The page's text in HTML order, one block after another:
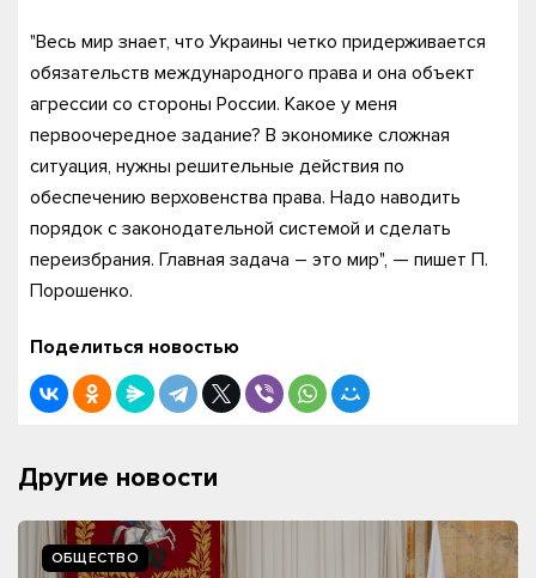
"Весь мир знает, что Украины четко придерживается
обязательств международного права и она объект
агрессии со стороны России. Какое у меня
первоочередное задание? В экономике сложная
ситуация, нужны решительные действия по
обеспечению верховенства права. Надо наводить
порядок с законодательной системой и сделать
переизбрания. Главная задача – это мир", — пишет П.
Порошенко.
Поделиться новостью
Другие новости
ОБЩЕСТВО